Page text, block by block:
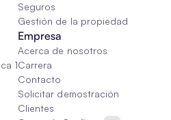
Seguros
Gestión de la propiedad
101
Empresa
Acerca de nosotros
Carrera
Contacto
Solicitar demostración
Clientes